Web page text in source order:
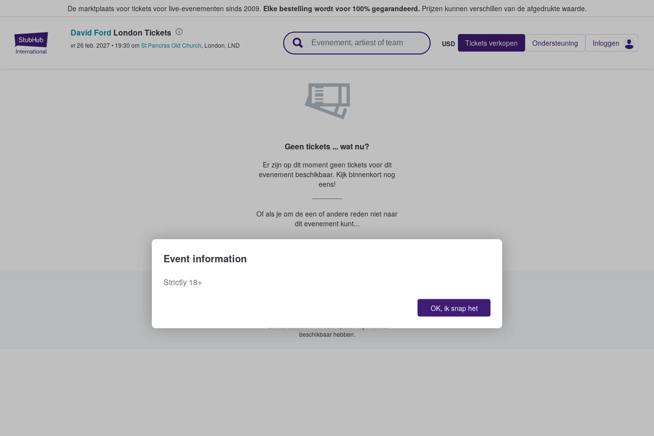
De marktplaats voor tickets voor live-evenementen sinds 2009. Elke bestelling wordt voor 100% gegarandeerd. Prijzen kunnen verschillen van de afgedrukte waarde.
StubHub: waar fans tickets kopen en verkopen
David Ford London Tickets
vr 26 feb. 2027• 19:30 om St Pancras Old Church, London, LND USD Tickets verkopen Ondersteuning Inloggen
Geen tickets ... wat nu?
Er zijn op dit moment geen tickets voor dit
evenement beschikbaar. Kijk binnenkort nog
eens!
Of als je om de een of andere reden niet naar
dit evenement kunt...
beschikbaar hebben.
Event information
Strictly 18+
OK, ik snap het